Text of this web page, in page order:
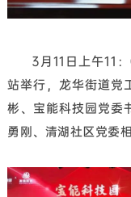
3月11日上午11
站举行，龙华街道党
彬、宝能科技园党委
勇刚、清湖社区党委